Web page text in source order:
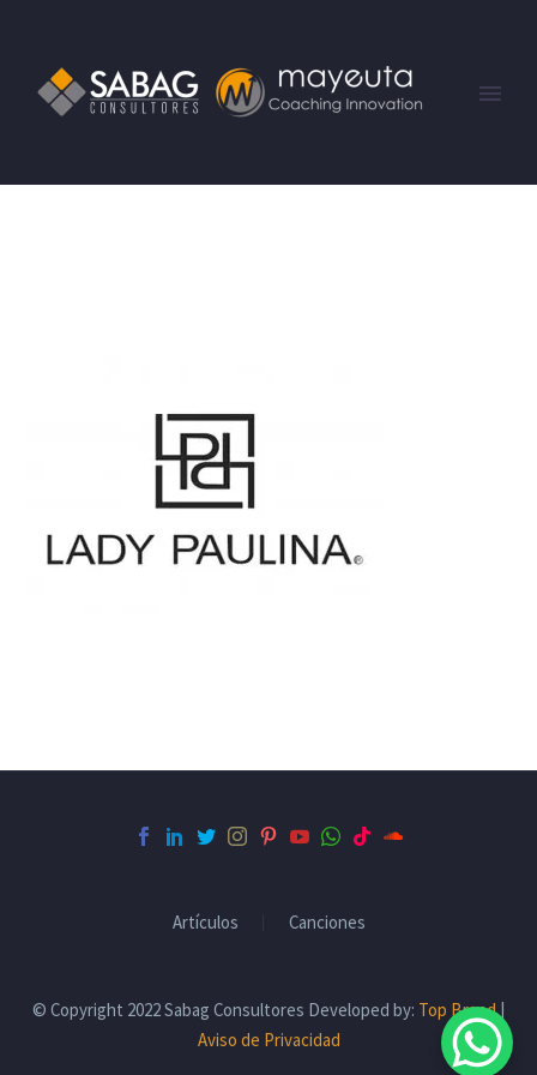
Artículos Canciones
© Copyright 2022 Sabag Consultores Developed by: Top Brand|
Aviso de Privacidad